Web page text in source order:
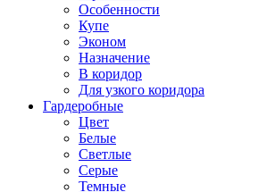
Особенности
Купе
Эконом
Назначение
В коридор
Для узкого коридора
Гардеробные
Цвет
Белые
Светлые
Серые
Темные